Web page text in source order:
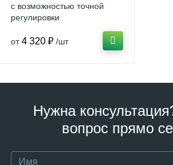
с возможностью точной
регулировки
BF3
от 4 320 ₽ /шт
Нужна
вопрос прямо